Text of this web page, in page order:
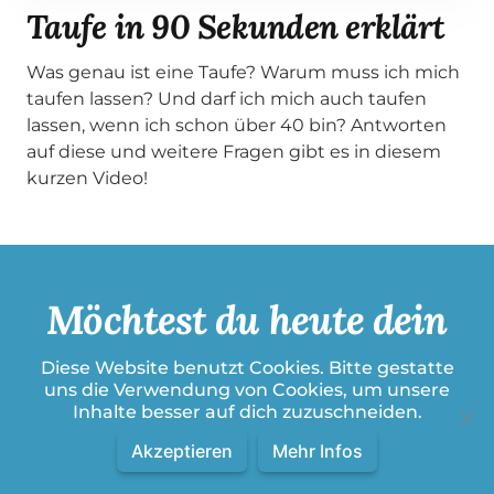
Taufe in 90 Sekunden erklärt
Was genau ist eine Taufe? Warum muss ich mich
taufen lassen? Und darf ich mich auch taufen
lassen, wenn ich schon über 40 bin? Antworten
auf diese und weitere Fragen gibt es in diesem
kurzen Video!
Möchtest du heute dein
Leben Jesus anvertrauen?
der folgenden Seite zeige ich dir, wie du noch
Diese Website benutzt Cookies. Bitte gestatte
uns die Verwendung von Cookies, um unsere
Inhalte besser auf dich zuzuschneiden.
Akzeptieren Mehr Infos